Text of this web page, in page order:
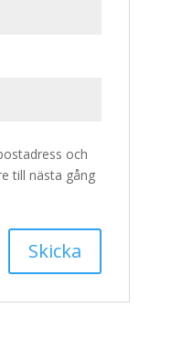
och
till nästa gång